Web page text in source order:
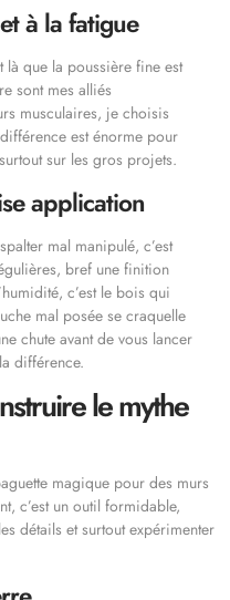
à la fatigue
là que la poussière fine est
sont mes alliés
musculaires, je choisis
est énorme pour
sur les gros projets.
application
mal manipulé, c’est
bref une finition
c’est le bois qui
mal posée se craquelle
chute avant de vous lancer
différence.
le mythe
magique pour des murs
c’est un outil formidable,
détails et surtout expérimenter